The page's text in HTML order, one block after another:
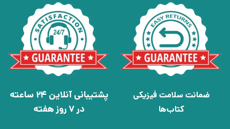
ضمانت سلامت فیزیکی
کتاب‌ها
پشتیبانی آنلاین 24 ساعته
در 7 روز هفته